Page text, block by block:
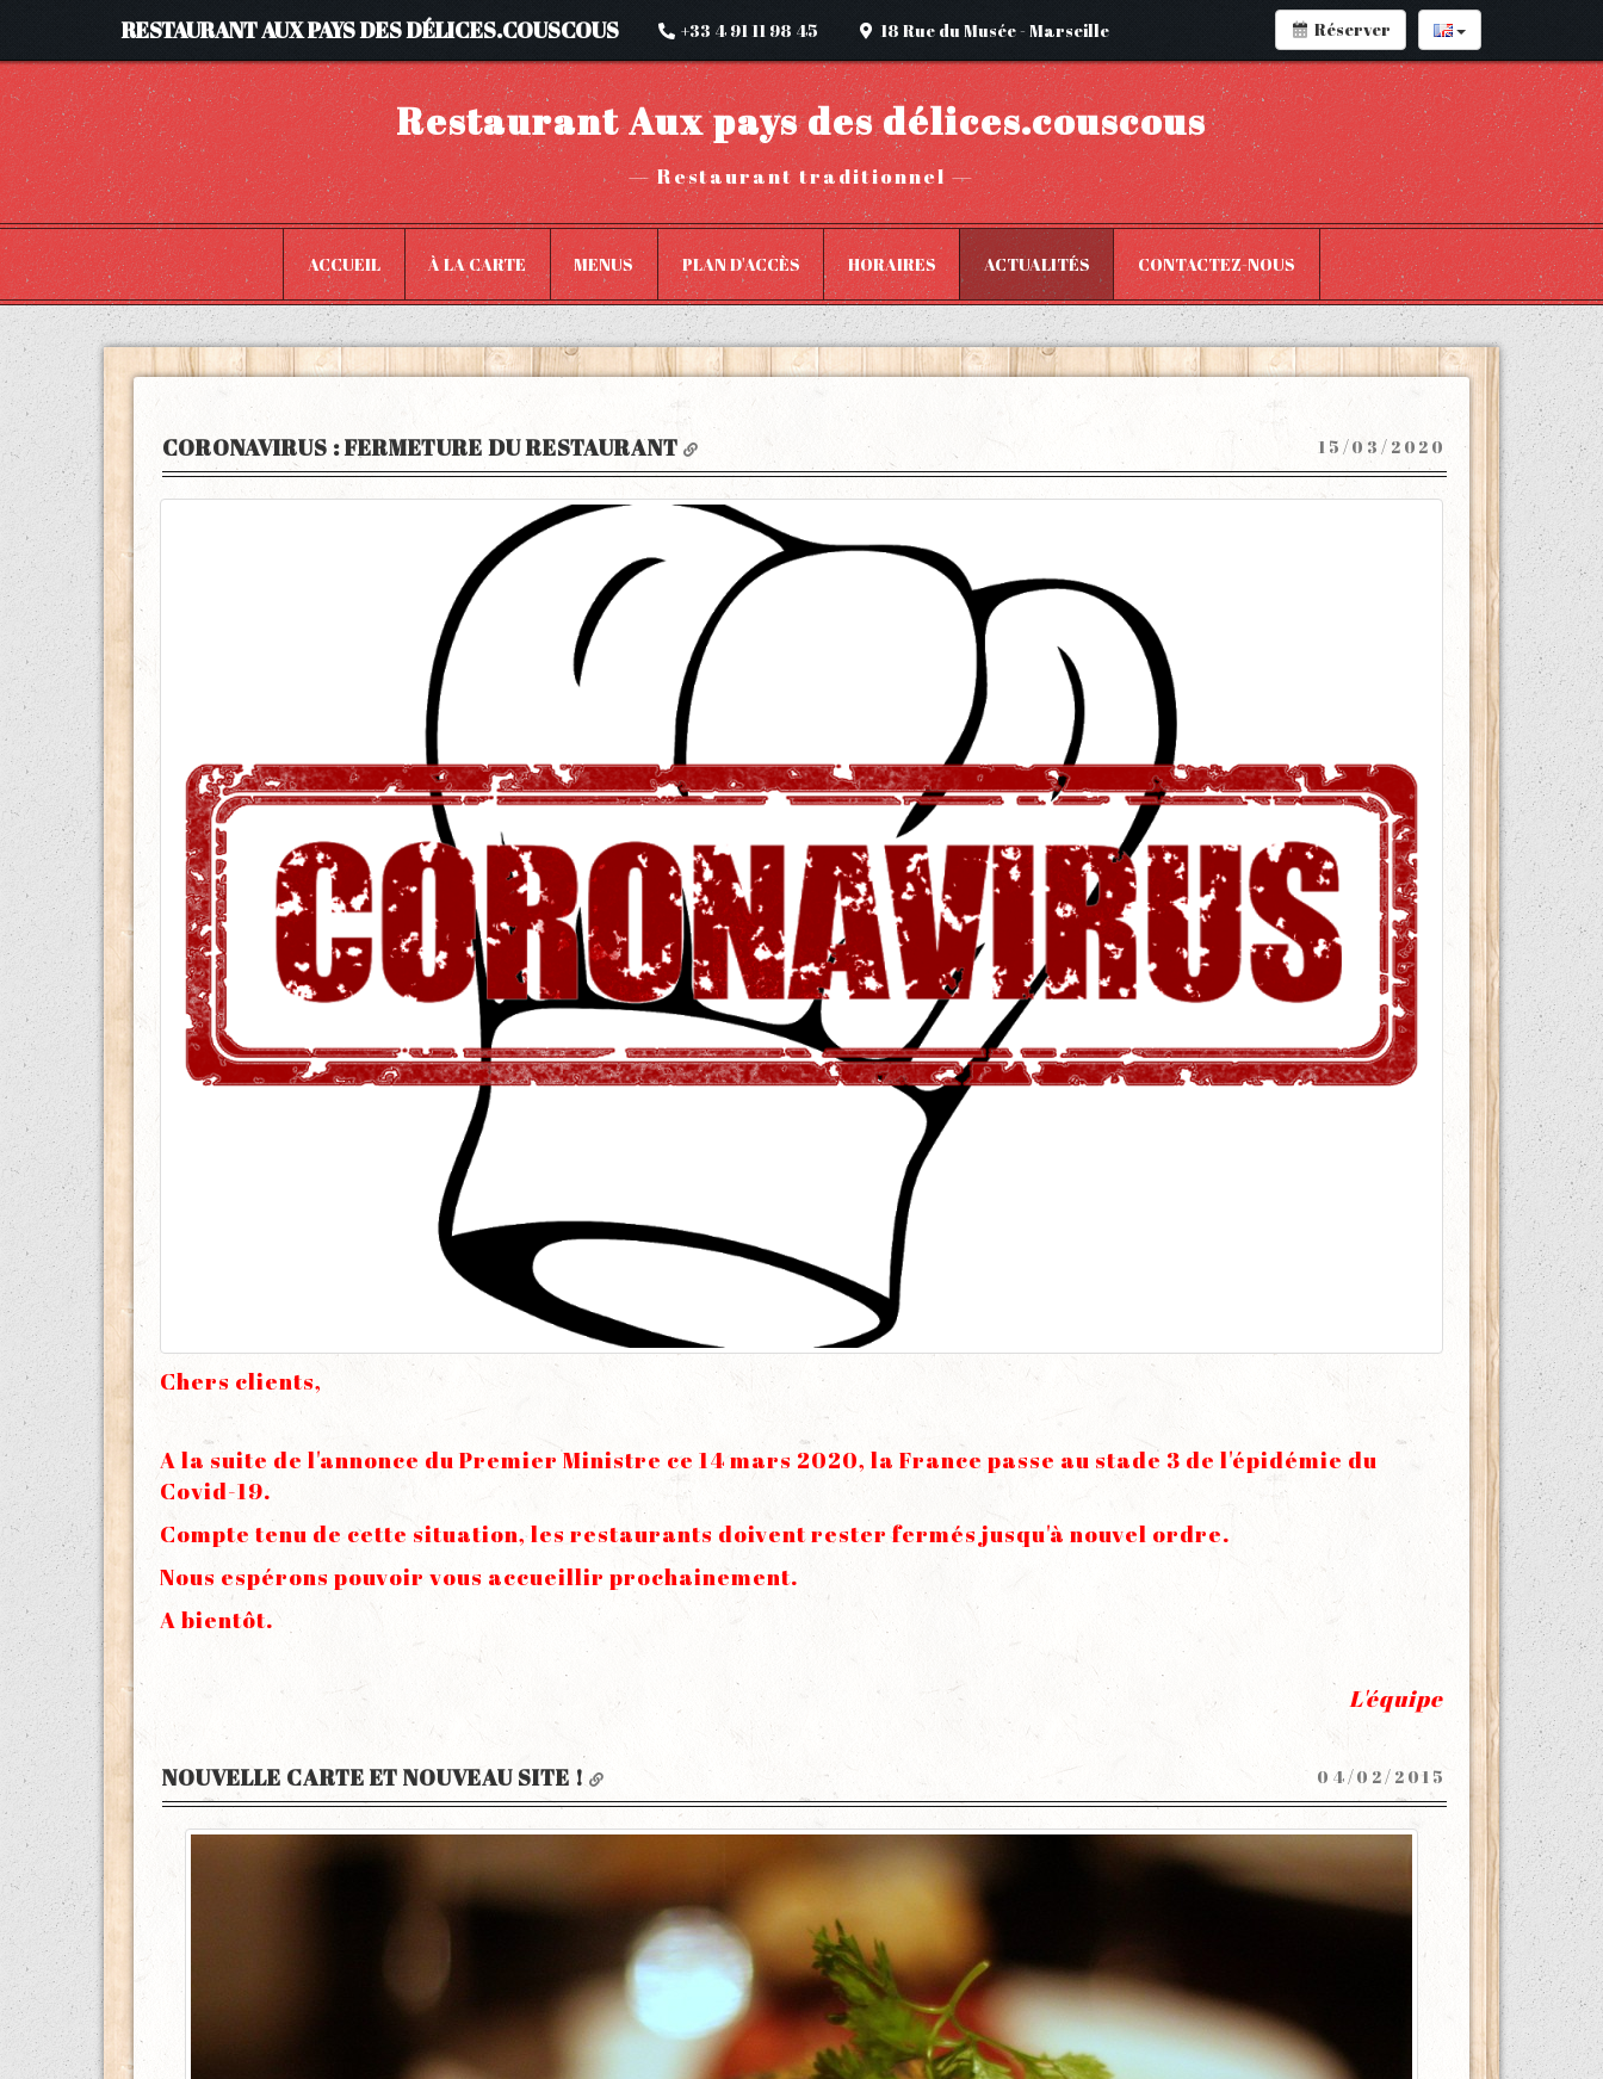
Réserver
RESTAURANT AUX PAYS DES DÉLICES.COUSCOUS +33 4 91 11 98 45 18 Rue du Musée- Marseille
Restaurant Aux pays des délices.couscous
—Restaurant traditionnel —
ACCUEIL À LA CARTE MENUS PLAN D'ACCÈS HORAIRES ACTUALITÉS CONTACTEZ-NOUS
15/03/2020
CORONAVIRUS : FERMETURE DU RESTAURANT
Chers clients,
A la suite de l'annonce du Premier Ministre ce 14 mars 2020, la France passe au stade 3 de l'épidémie du
Covid-19.
Compte tenu de cette situation, les restaurants doivent rester fermés jusqu'à nouvel ordre.
Nous espérons pouvoir vous accueillir prochainement.
A bientôt.
L'équipe
04/02/2015
NOUVELLE CARTE ET NOUVEAU SITE !